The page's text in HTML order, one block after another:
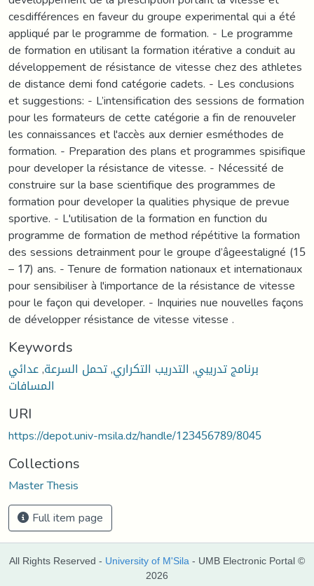
cesdifférences en faveur du groupe experimental qui a été
appliqué par le programme de formation. - Le programme
de formation en utilisant la formation itérative a conduit au
développement de résistance de vitesse chez des athletes
de distance demi fond catégorie cadets. - Les conclusions
et suggestions: - L’intensification des sessions de formation
pour les formateurs de cette catégorie a fin de renouveler
les connaissances et l'accès aux dernier esméthodes de
formation. - Preparation des plans et programmes spisifique
pour developer la résistance de vitesse. - Nécessité de
construire sur la base scientifique des programmes de
formation pour developer la qualities physique de prevue
sportive. - L'utilisation de la formation en function du
programme de formation de method répétitive la formation
des sessions detrainment pour le groupe d’âgeestaligné (15
– 17) ans. - Tenure de formation nationaux et internationaux
pour sensibiliser à l'importance de la résistance de vitesse
pour le façon qui developer. - Inquiries nue nouvelles façons
de développer résistance de vitesse vitesse .
Keywords
برنامج تدريبي, التدريب التكراري,تحمل السرعة,عدائي
المسافات
URI
https://depot.univ-msila.dz/handle/123456789/8045
Collections
Master Thesis
Full item page
All Rights Reserved - University of M'Sila - UMB Electronic Portal ©
2026